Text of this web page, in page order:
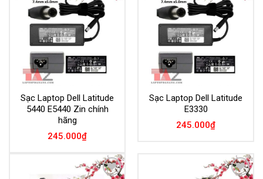
Wishlist
Sạc Laptop Dell Latitude
5440 E5440 Zin chính
hãng
245.000₫
Wishlist
Sạc Laptop Dell Latitude
E3330
245.000₫